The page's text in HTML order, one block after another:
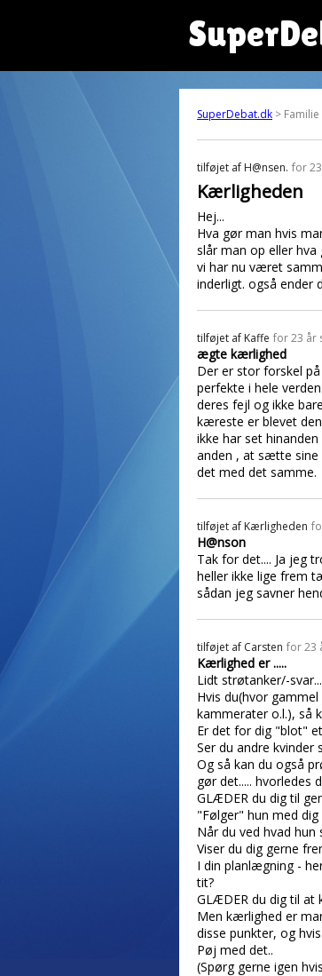
SuperDebat.dk >
tilføjet af H@nsen. for
Kærligheden
Hej...
Hva gør man hvis
slår man op eller hva
vi har nu været
inderligt. også ender
tilføjet af Kaffe for 23 år
ægte kærlighed
Der er stor forskel
perfekte i hele
deres fejl og ikke
kæreste er blevet
ikke har set
anden , at sætte sine
det med det samme.
tilføjet af Kærligheden
H@nson
Tak for det.... Ja jeg
heller ikke lige frem
sådan jeg savner
tilføjet af Carsten for 23
Kærlighed er .....
Lidt strøtanker/-svar...
Hvis du(hvor
kammerater o.l.), så
Er det for dig "blot"
Ser du andre
Og så kan du også
gør det..... hvorledes
GLÆDER du dig til
"Følger" hun med
Når du ved hvad
Viser du dig gerne
I din planlægning -
tit?
GLÆDER du dig til at
Men kærlighed er
disse punkter, og
Pøj med det..
(Spørg gerne igen